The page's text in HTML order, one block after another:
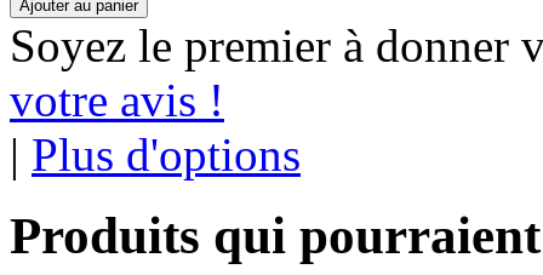
Soyez le premier à donner
votre avis !
| Plus d'options
Produits qui